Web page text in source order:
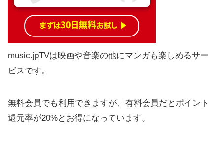
music.jpTVは映画や音楽の他にマンガも楽しめるサー
ビスです。
無料会員でも利用できますが、有料会員だとポイント
還元率が20%とお得になっています。